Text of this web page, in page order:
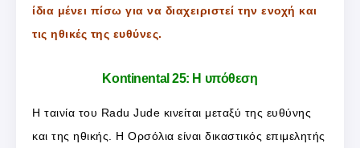
ίδια μένει πίσω για να διαχειριστεί την ενοχή και
τις ηθικές της ευθύνες.
Kontinental 25: Η υπόθεση
Η ταινία του Radu Jude κινείται μεταξύ της ευθύνης
και της ηθικής. Η Ορσόλια είναι δικαστικός επιμελητής